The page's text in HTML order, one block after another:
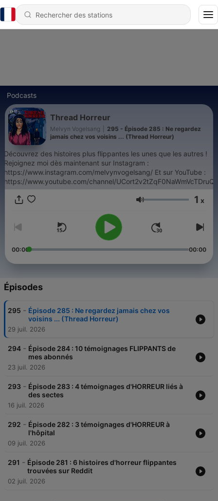
Podcasts
Thread Horreur
Melvyn Vogelsang
295 - Épisode 285 : Ne regardez
jamais chez vos voisins ... (Thread Horreur)
Découvrez des histoires plus flippantes les unes que les autres !
Rejoignez moi dès maintenant sur Instagram :
https://www.instagram.com/melvynvogelsang/ Et sur YouTube :
https://www.youtube.com/channel/UCort2v2tZqF0NaWmVcTDruQ
Volume 1 x
00:00 00:00
Épisodes
295 - Épisode 285 : Ne regardez jamais chez vos
voisins ... (Thread Horreur)
29 juil. 2026
294 - Épisode 284 : 10 témoignages FLIPPANTS de
mes abonnés
23 juil. 2026
293 - Épisode 283 : 4 témoignages d'HORREUR liés à
des sectes
16 juil. 2026
292 - Épisode 282 : 3 témoignages d'HORREUR à
l'hôpital
09 juil. 2026
291 - Épisode 281 : 6 histoires d'horreur flippantes
trouvées sur Reddit
02 juil. 2026